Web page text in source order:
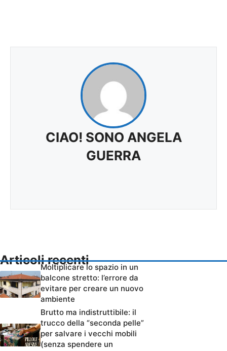
CIAO! SONO ANGELA
GUERRA
Articoli recenti
Moltiplicare lo spazio in un
balcone stretto: l’errore da
evitare per creare un nuovo
ambiente
Brutto ma indistruttibile: il
trucco della “seconda pelle”
per salvare i vecchi mobili
(senza spendere un